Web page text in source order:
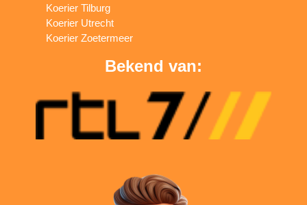
Koerier Tilburg
Koerier Utrecht
Koerier Zoetermeer
Bekend van: